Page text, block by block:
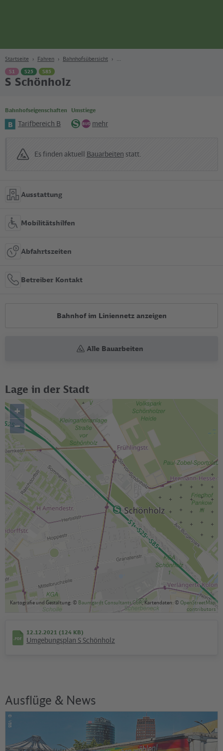
Startseite Fahren Bahnhofsübersicht
S1 S25 S85
S Schönholz
Bahnhofseigenschaften
B Tarifbereich B
Umstiege
mehr
Es finden aktuell Bauarbeiten statt.
Ausstattung
Mobilitätshilfen
Abfahrtszeiten
Betreiber Kontakt
Bahnhof im Liniennetz anzeigen
Alle Bauarbeiten
Lage in der Stadt
+
–
Kartografie und Gestaltung: © Baumgardt Consultants GbR, Kartendaten: ©OpenStreetMap
contributors
12.12.2021 (124 KB)
Umgebungsplan S Schönholz
Ausflüge & News
©
VBB